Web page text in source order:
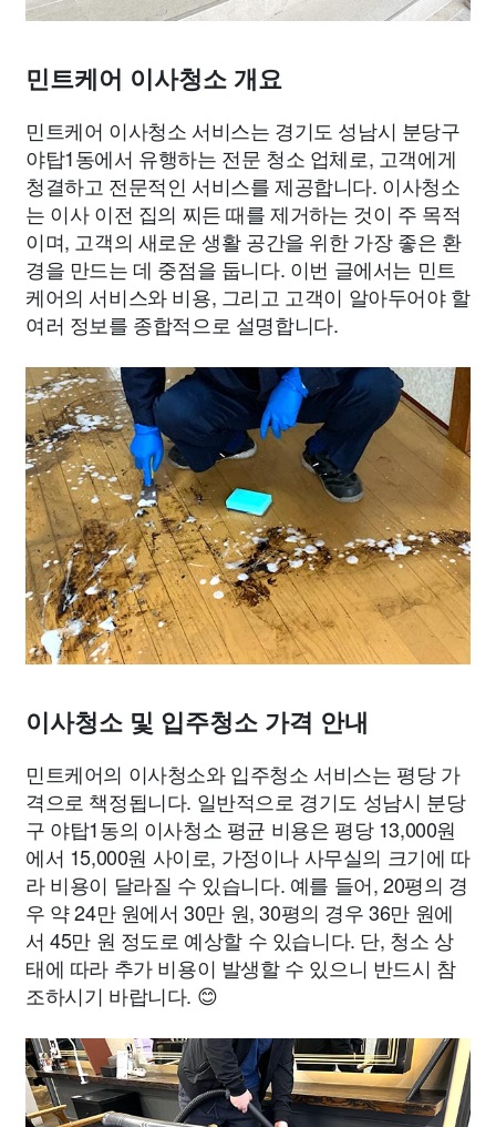
민트케어 이사청소 개요
민트케어 이사청소 서비스는 경기도 성남시 분당구
야탑1동에서 유행하는 전문 청소 업체로, 고객에게
청결하고 전문적인 서비스를 제공합니다. 이사청소
는 이사 이전 집의 찌든 때를 제거하는 것이 주 목적
이며, 고객의 새로운 생활 공간을 위한 가장 좋은 환
경을 만드는 데 중점을 둡니다. 이번 글에서는 민트
케어의 서비스와 비용, 그리고 고객이 알아두어야 할
여러 정보를 종합적으로 설명합니다.
이사청소 및 입주청소 가격 안내
민트케어의 이사청소와 입주청소 서비스는 평당 가
격으로 책정됩니다. 일반적으로 경기도 성남시 분당
구 야탑1동의 이사청소 평균 비용은 평당 13,000원
에서 15,000원 사이로, 가정이나 사무실의 크기에 따
라 비용이 달라질 수 있습니다. 예를 들어, 20평의 경
우 약 24만 원에서 30만 원, 30평의 경우 36만 원에
서 45만 원 정도로 예상할 수 있습니다. 단, 청소 상
태에 따라 추가 비용이 발생할 수 있으니 반드시 참
조하시기 바랍니다. 😊